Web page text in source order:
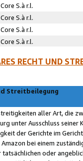
S.à r.l.
S.à r.l.
S.à r.l.
S.à r.l.
RECHT UND
Streitbeilegung
aller Art, die
unter Ausschluss
der Gerichte im
bei einem
tatsächlichen oder